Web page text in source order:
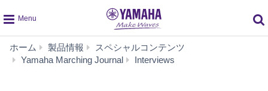
global
navigation
ホーム 製品情報
スペシャルコンテンツ
Yamaha Marching Journal
Interviews